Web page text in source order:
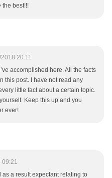
the best!!!
20:11
accomplished here. All the facts
this post. I have not read any
little fact about a certain topic.
Keep this up and you
ever!
09:21
a result expectant relating to